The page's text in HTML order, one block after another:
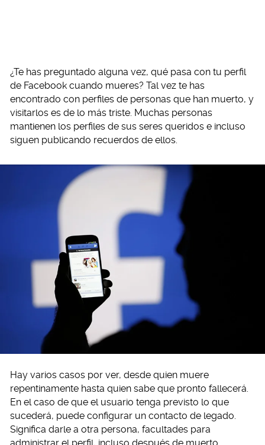
¿Te has preguntado alguna vez, qué pasa con tu perfil
de Facebook cuando mueres? Tal vez te has
encontrado con perfiles de personas que han muerto, y
visitarlos es de lo más triste. Muchas personas
mantienen los perfiles de sus seres queridos e incluso
siguen publicando recuerdos de ellos.
Hay varios casos por ver, desde quien muere
repentinamente hasta quien sabe que pronto fallecerá.
En el caso de que el usuario tenga previsto lo que
sucederá, puede configurar un contacto de legado.
Significa darle a otra persona, facultades para